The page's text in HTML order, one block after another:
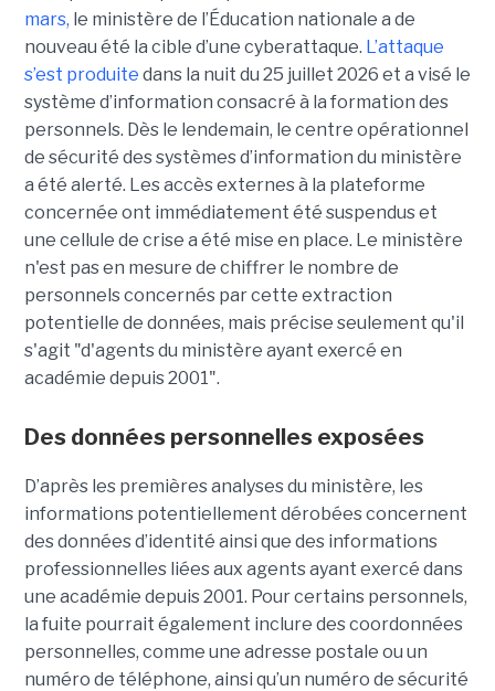
mars, le ministère de l’Éducation nationale a de
nouveau été la cible d’une cyberattaque. L’attaque
s’est produite dans la nuit du 25 juillet 2026 et a visé le
système d’information consacré à la formation des
personnels. Dès le lendemain, le centre opérationnel
de sécurité des systèmes d’information du ministère
a été alerté. Les accès externes à la plateforme
concernée ont immédiatement été suspendus et
une cellule de crise a été mise en place. Le ministère
n'est pas en mesure de chiffrer le nombre de
personnels concernés par cette extraction
potentielle de données, mais précise seulement qu'il
s'agit "d'agents du ministère ayant exercé en
académie depuis 2001".
Des données personnelles exposées
D’après les premières analyses du ministère, les
informations potentiellement dérobées concernent
des données d’identité ainsi que des informations
professionnelles liées aux agents ayant exercé dans
une académie depuis 2001. Pour certains personnels,
la fuite pourrait également inclure des coordonnées
personnelles, comme une adresse postale ou un
numéro de téléphone, ainsi qu’un numéro de sécurité